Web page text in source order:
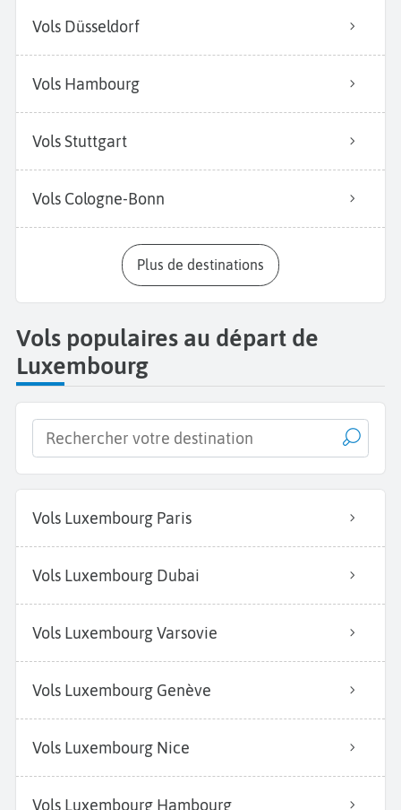
Vols Düsseldorf
Vols Hambourg
Vols Stuttgart
Vols Cologne-Bonn
Plus de destinations
Vols populaires au départ de
Luxembourg
Vols Luxembourg Paris
Vols Luxembourg Dubai
Vols Luxembourg Varsovie
Vols Luxembourg Genève
Vols Luxembourg Nice
Vols Luxembourg Hambourg